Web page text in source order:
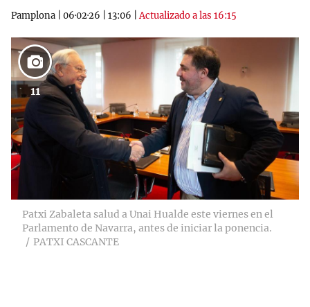
Pamplona 06·02·26 13:06 |Actualizado a las 16:15
11
Patxi Zabaleta salud a Unai Hualde este viernes en el
Parlamento de Navarra, antes de iniciar la ponencia.
PATXI CASCANTE